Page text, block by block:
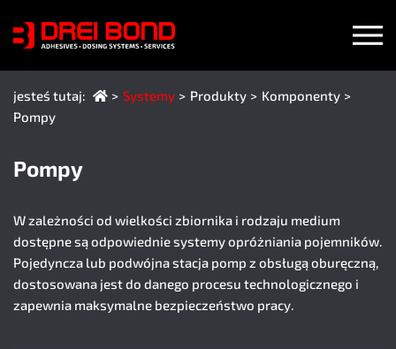
jesteś tutaj: Systemy Produkty
Komponenty
Pompy(Bieżąca strona)
Pompy
W zależności od wielkości zbiornika i rodzaju medium
dostępne są odpowiednie systemy opróżniania pojemników.
Pojedyncza lub podwójna stacja pomp z obsługą oburęczną,
dostosowana jest do danego procesu technologicznego i
zapewnia maksymalne bezpieczeństwo pracy.